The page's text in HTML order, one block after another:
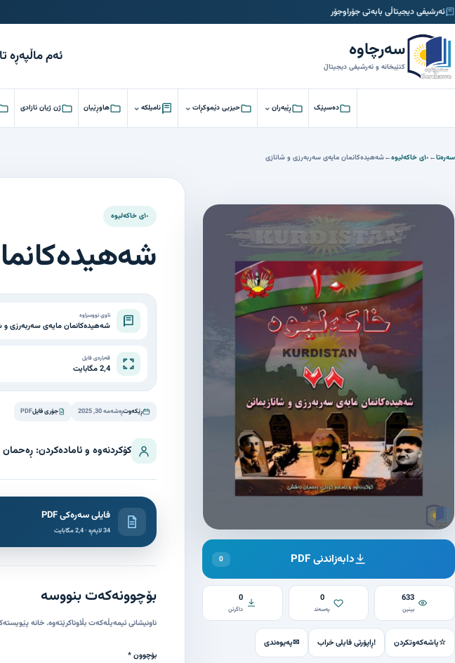
ئەرشیفی دیجیتاڵی بابەتی جۆراوجۆر
سەرچاوە
کتێبخانە و ئەرشیفی دیجیتاڵ
ئەم ماڵپەڕە
دەسپێک ڕێبەران ⌄ حیزبی دێموکڕات ⌄ نامیلکە ⌄ هاوڕێیان ژن ژیان ئازادی
سەرەتا← ١٠ی خاکەلیوە ←شەهیدەکانمان مایەی سەربەرزی و شانازی
دابەزاندنی PDF 0
633
بینین
0
پەسەند
0
داگرتن
☆پاشەکەوتکردن !ڕاپۆرتی فایلی خراب ✉پەیوەندی
١٠ی خاکەلیوە
ناوی نووسراوە
شەهیدەکانمان مایەی سەربەرزی و
قەبارەی فایل
2,4 مگابایت
ڕێکەوتڕەشەمە 30, 2025 جۆری فایلPDF
کۆکردنەوە و ئامادەکردن:
فایلی سەرەکی PDF
34 لاپەڕە · 2,4 مگابایت
بۆچوونەکەت بنووسە
ناونیشانی ئیمەیڵەکەت بڵاوناکرێتەوە. خانە
بۆچوون *